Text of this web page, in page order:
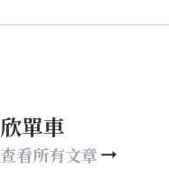
欣單車
查看所有文章